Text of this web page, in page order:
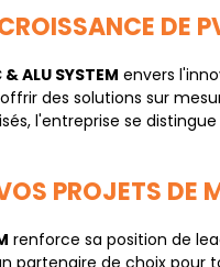
DE
& ALU SYSTEM envers
des solutions sur
l'entreprise se
PROJETS DE
renforce sa position de